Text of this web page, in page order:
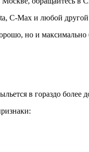
C-Max и любой
но и максимально
в гораздо более